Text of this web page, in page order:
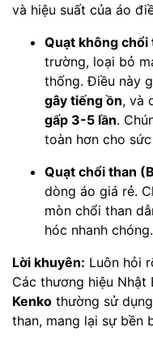
và hiệu suất của áo
Quạt không chổi
trường, loại bỏ
thống. Điều này
gây tiếng ồn, và
gấp 3-5 lần.
toàn hơn cho
Quạt chổi than
dòng áo giá rẻ.
mòn chổi than
hóc nhanh chóng.
Lời khuyên: Luôn hỏi
Các thương hiệu Nhật
Kenko thường sử
than, mang lại sự bền